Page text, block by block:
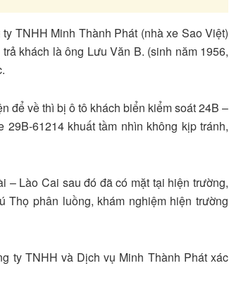
TNHH Minh Thành Phát (nhà xe Sao Việt)
khách là ông Lưu Văn B. (sinh năm 1956,
để về thì bị ô tô khách biển kiểm soát 24B –
61214 khuất tầm nhìn không kịp tránh,
– Lào Cai sau đó đã có mặt tại hiện trường,
phân luồng, khám nghiệm hiện trường
ty TNHH và Dịch vụ Minh Thành Phát xác